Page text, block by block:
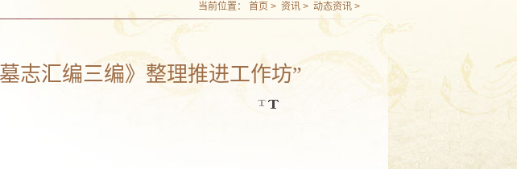
当前位置： 首页 > 资讯 > 动态资讯 >
志汇编三编》整理推进工作坊”